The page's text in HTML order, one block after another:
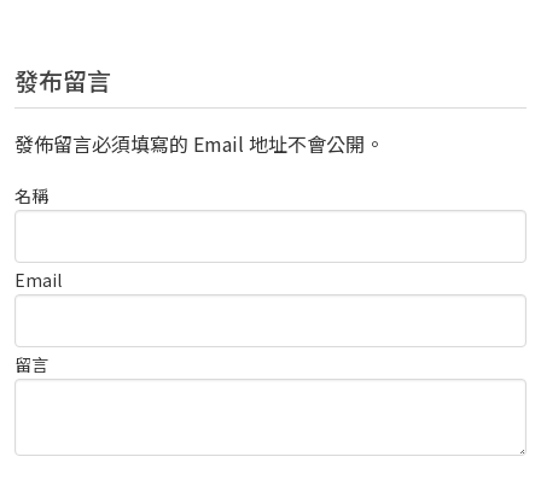
發布留言
發佈留言必須填寫的 Email 地址不會公開。
名稱
Email
留言